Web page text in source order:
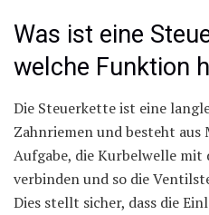
Was ist eine
welche Funktion
Die Steuerkette ist eine
Zahnriemen und besteht aus
Aufgabe, die Kurbelwelle mit
verbinden und so die
Dies stellt sicher, dass die